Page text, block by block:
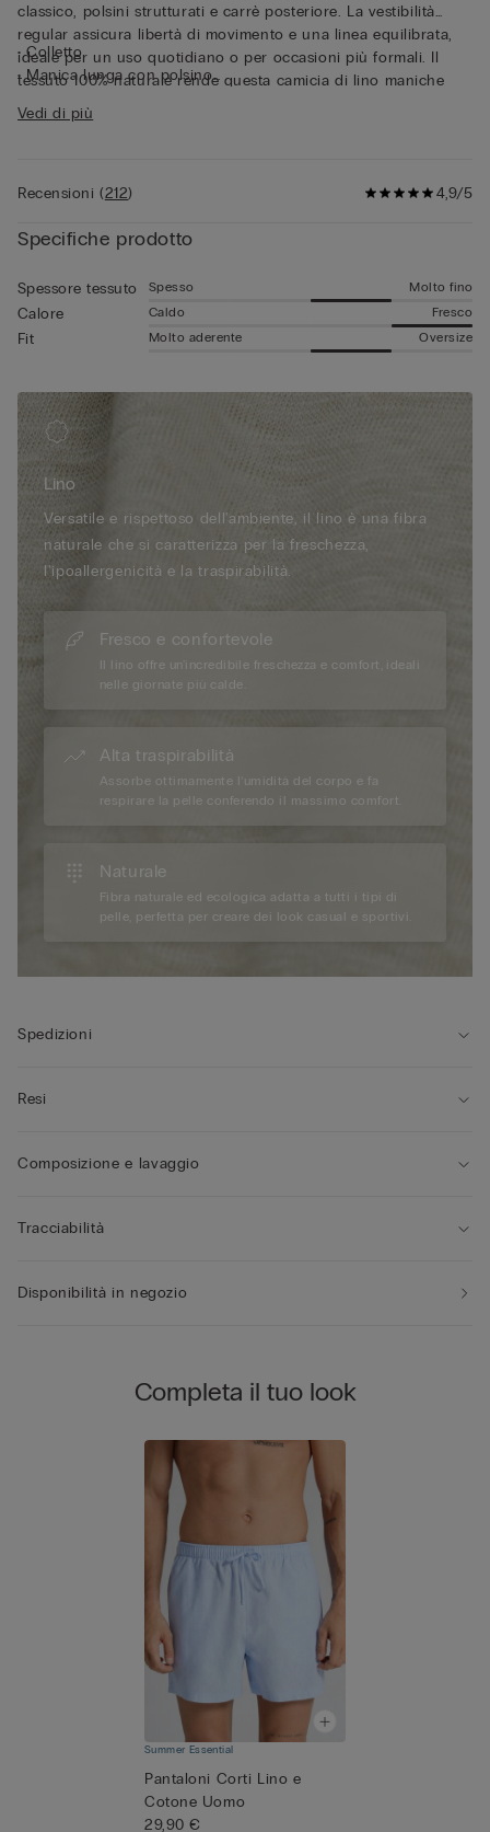
classico, polsini strutturati e carrè posteriore. La vestibilità
regular assicura libertà di movimento e una linea equilibrata,
ideale per un uso quotidiano o per occasioni più formali. Il
tessuto 100% naturale rende questa camicia di lino maniche
lunghe un capo altamente traspirante e termoregolatore,
perfetto da indossare anche sotto giacche leggere o sopra t-
• Colletto
• Manica lunga con polsino
• Il modello è alto 185 cm e indossa la taglia L
Vedi di più
4,9/5
Recensioni(212)
Specifiche prodotto
Spessore tessuto Spesso Molto fino
Calore Caldo Fresco
Fit Molto aderente Oversize
Lino
Versatile e rispettoso dell'ambiente, il lino è una fibra
naturale che si caratterizza per la freschezza,
l'ipoallergenicità e la traspirabilità.
Fresco e confortevole
Il lino offre un'incredibile freschezza e comfort, ideali
nelle giornate più calde.
Alta traspirabilità
Assorbe ottimamente l’umidità del corpo e fa
respirare la pelle conferendo il massimo comfort.
Naturale
Fibra naturale ed ecologica adatta a tutti i tipi di
pelle, perfetta per creare dei look casual e sportivi.
Spedizioni
Resi
Composizione e lavaggio
Tracciabilità
Disponibilità in negozio
Completa il tuo look
Summer Essential
Pantaloni Corti Lino e
Cotone Uomo
29,90 €